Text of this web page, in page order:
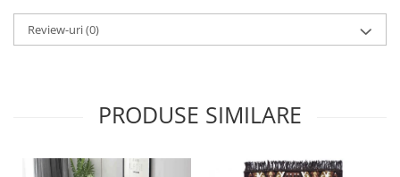
Review-uri(0)
PRODUSE SIMILARE